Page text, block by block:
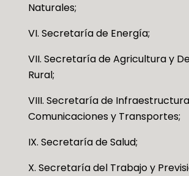
Naturales;
VI. Secretaría de Energía;
VII. Secretaría de Agricultura y
Rural;
VIII. Secretaría de
Comunicaciones y Transportes;
IX. Secretaría de Salud;
X. Secretaría del Trabajo y